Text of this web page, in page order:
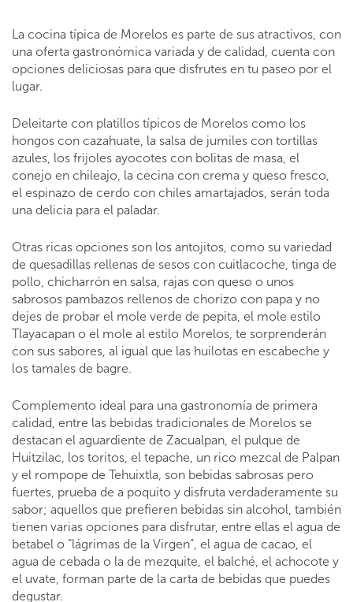
La cocina típica de Morelos es parte de sus atractivos, con
una oferta gastronómica variada y de calidad, cuenta con
opciones deliciosas para que disfrutes en tu paseo por el
lugar.
Deleitarte con platillos típicos de Morelos como los
hongos con cazahuate, la salsa de jumiles con tortillas
azules, los frijoles ayocotes con bolitas de masa, el
conejo en chileajo, la cecina con crema y queso fresco,
el espinazo de cerdo con chiles amartajados, serán toda
una delicia para el paladar.
Otras ricas opciones son los antojitos, como su variedad
de quesadillas rellenas de sesos con cuitlacoche, tinga de
pollo, chicharrón en salsa, rajas con queso o unos
sabrosos pambazos rellenos de chorizo con papa y no
dejes de probar el mole verde de pepita, el mole estilo
Tlayacapan o el mole al estilo Morelos, te sorprenderán
con sus sabores, al igual que las huilotas en escabeche y
los tamales de bagre.
Complemento ideal para una gastronomía de primera
calidad, entre las bebidas tradicionales de Morelos se
destacan el aguardiente de Zacualpan, el pulque de
Huitzilac, los toritos, el tepache, un rico mezcal de Palpan
y el rompope de Tehuixtla, son bebidas sabrosas pero
fuertes, prueba de a poquito y disfruta verdaderamente su
sabor; aquellos que prefieren bebidas sin alcohol, también
tienen varias opciones para disfrutar, entre ellas el agua de
betabel o “lágrimas de la Virgen”, el agua de cacao, el
agua de cebada o la de mezquite, el balché, el achocote y
el uvate, forman parte de la carta de bebidas que puedes
degustar.